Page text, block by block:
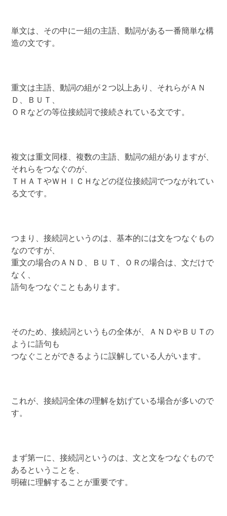
単文は、その中に一組の主語、動詞がある一番簡単な構
造の文です。
重文は主語、動詞の組が２つ以上あり、それらがＡＮ
Ｄ、ＢＵＴ、
ＯＲなどの等位接続詞で接続されている文です。
複文は重文同様、複数の主語、動詞の組がありますが、
それらをつなぐのが、
ＴＨＡＴやＷＨＩＣＨなどの従位接続詞でつながれてい
る文です。
つまり、接続詞というのは、基本的には文をつなぐもの
なのですが、
重文の場合のＡＮＤ、ＢＵＴ、ＯＲの場合は、文だけで
なく、
語句をつなぐこともあります。
そのため、接続詞というもの全体が、ＡＮＤやＢＵＴの
ように語句も
つなぐことができるように誤解している人がいます。
これが、接続詞全体の理解を妨げている場合が多いので
す。
まず第一に、接続詞というのは、文と文をつなぐもので
あるということを、
明確に理解することが重要です。